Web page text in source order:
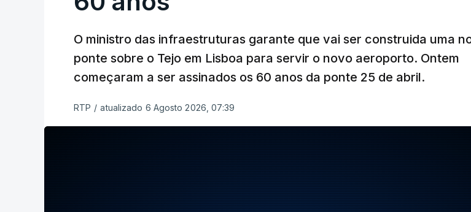
O ministro das infraestruturas garante que vai ser construida uma
ponte sobre o Tejo em Lisboa para servir o novo aeroporto. Ontem
começaram a ser assinados os 60 anos da ponte 25 de abril.
RTP / atualizado 6 Agosto 2026, 07:39